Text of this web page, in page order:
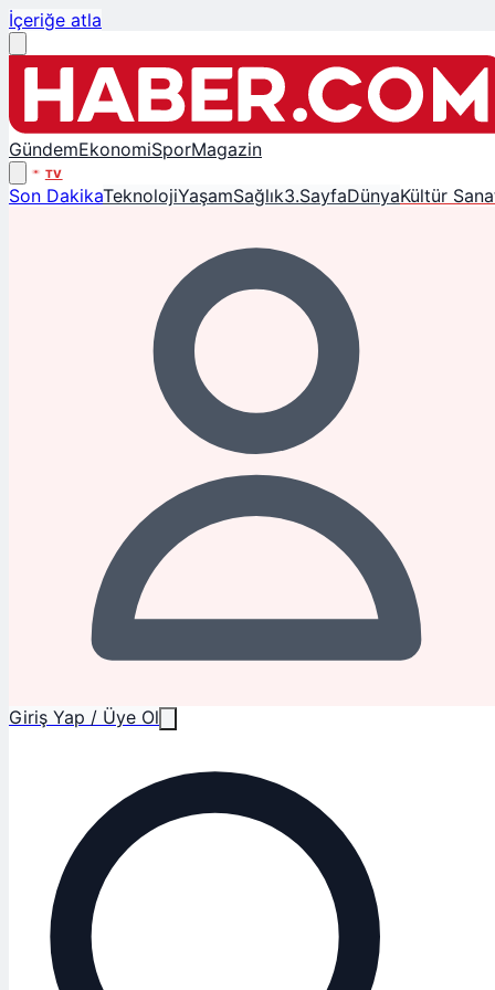
İçeriğe atla
GündemEkonomiSporMagazin
TV
Son DakikaTeknolojiYaşamSağlık3.SayfaDünyaKültür
Giriş Yap / Üye Ol